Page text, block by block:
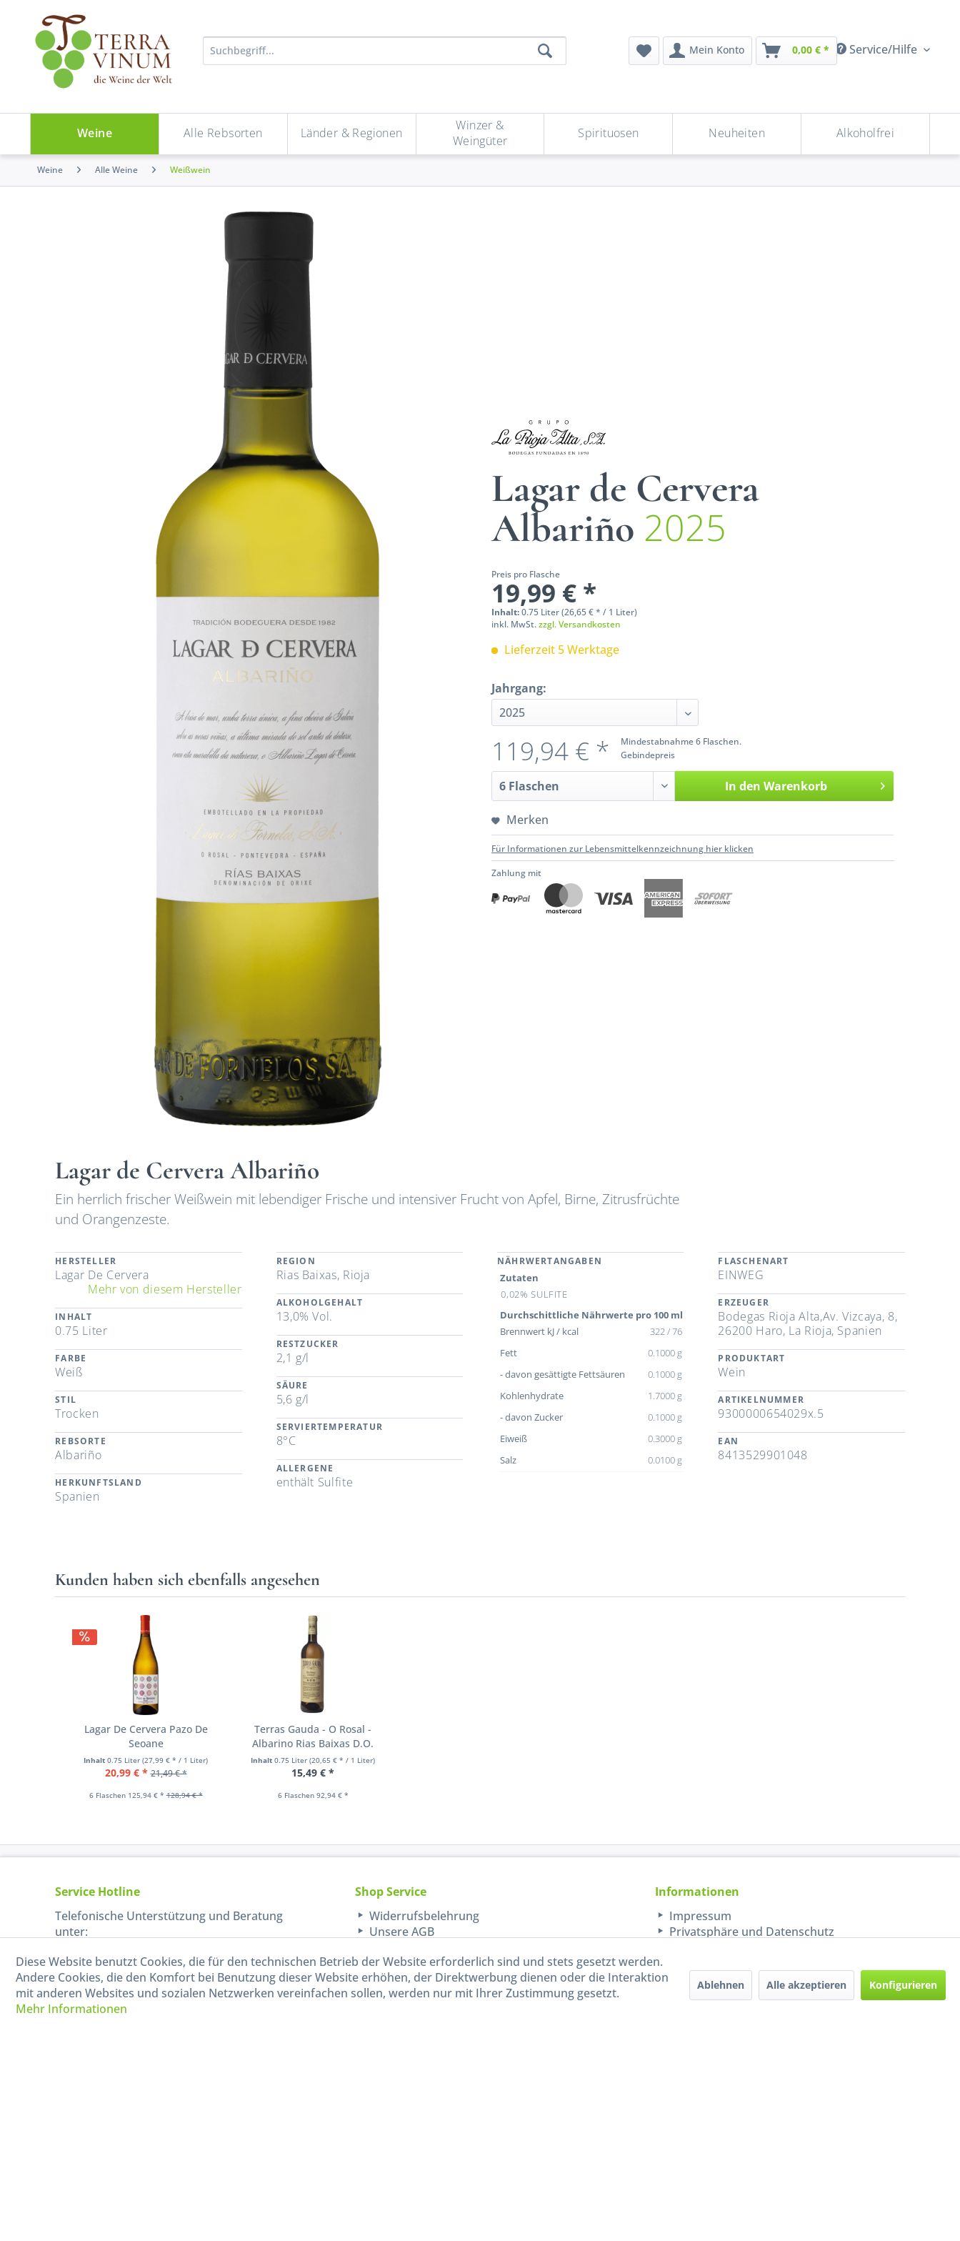
Service/Hilfe
Mein Konto 0,00 € *
Weine Alle Rebsorten Länder & Regionen
Winzer &
Weingüter
Spirituosen Neuheiten Alkoholfrei
Weine Alle Weine Weißwein
Lagar de Cervera
Albariño 2025
Preis pro Flasche
19,99 € *
Inhalt:0.75 Liter (26,65 € * / 1 Liter)
inkl. MwSt.zzgl. Versandkosten
Lieferzeit 5 Werktage
Jahrgang:
Mindestabnahme 6 Flaschen.
Gebindepreis
119,94 € *
In den Warenkorb
Merken
Für Informationen zur Lebensmittelkennzeichnung hier klicken
Zahlung mit
Lagar de Cervera Albariño
Ein herrlich frischer Weißwein mit lebendiger Frische und intensiver Frucht von Apfel, Birne, Zitrusfrüchte
und Orangenzeste.
HERSTELLER
Lagar De Cervera
Mehr von diesem Hersteller
INHALT
0.75 Liter
FARBE
Weiß
STIL
Trocken
REBSORTE
Albariño
HERKUNFTSLAND
Spanien
REGION
Rias Baixas, Rioja
ALKOHOLGEHALT
13,0% Vol.
RESTZUCKER
2,1 g/l
SÄURE
5,6 g/l
SERVIERTEMPERATUR
8°C
ALLERGENE
enthält Sulfite
NÄHRWERTANGABEN
Zutaten
0,02% SULFITE
Durchschittliche Nährwerte pro 100 ml
Brennwert kJ / kcal
322 / 76
Fett
0.1000 g
- davon gesättigte Fettsäuren
0.1000 g
Kohlenhydrate
1.7000 g
- davon Zucker
0.1000 g
Eiweiß
0.3000 g
Salz
0.0100 g
FLASCHENART
EINWEG
ERZEUGER
Bodegas Rioja Alta,Av. Vizcaya, 8,
26200 Haro, La Rioja, Spanien
PRODUKTART
Wein
ARTIKELNUMMER
9300000654029x.5
EAN
8413529901048
Kunden haben sich ebenfalls angesehen
Lagar De Cervera Pazo De
Seoane
Inhalt0.75 Liter(27,99 € * / 1 Liter)
20,99 € * 21,49 € *
6 Flaschen 125,94 € * 128,94 € *
Terras Gauda - O Rosal -
Albarino Rias Baixas D.O.
Inhalt0.75 Liter(20,65 € * / 1 Liter)
15,49 € *
6 Flaschen 92,94 € *
Service Hotline
Telefonische Unterstützung und Beratung
unter:
040-880 99 770
Mo-Fr, 09:00 - 15:00 Uhr
Shop Service
Widerrufsbelehrung
Unsere AGB
Informationen
Impressum
Privatsphäre und Datenschutz
Diese Website benutzt Cookies, die für den technischen Betrieb der Website erforderlich sind und stets gesetzt werden.
Andere Cookies, die den Komfort bei Benutzung dieser Website erhöhen, der Direktwerbung dienen oder die Interaktion
mit anderen Websites und sozialen Netzwerken vereinfachen sollen, werden nur mit Ihrer Zustimmung gesetzt.
Mehr Informationen
Ablehnen Alle akzeptieren Konfigurieren